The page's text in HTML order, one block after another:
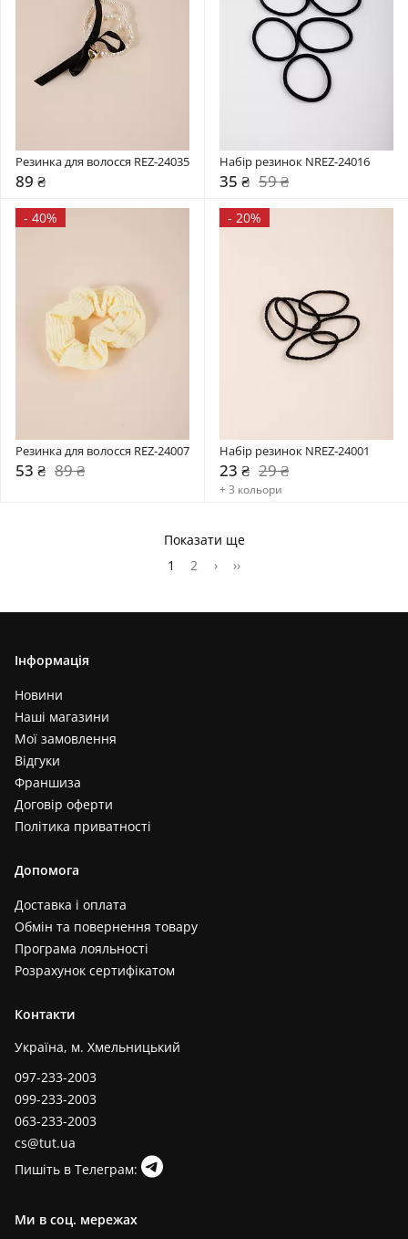
Резинка для волосся REZ-24035
89 ₴
Набір резинок NREZ-24016
35 ₴ 59 ₴
- 40%
Резинка для волосся REZ-24007
53 ₴ 89 ₴
- 20%
Набір резинок NREZ-24001
23 ₴ 29 ₴
+ 3 кольори
Показати ще
1
2 › ››
Інформація
Новини
Наші магазини
Мої замовлення
Відгуки
Франшиза
Договір оферти
Політика приватності
Допомога
Доставка і оплата
Обмін та повернення товару
Програма лояльності
Розрахунок сертифікатом
Контакти
Україна, м. Хмельницький
097-233-2003
099-233-2003
063-233-2003
cs@tut.ua
Пишіть в Телеграм:
Ми в соц. мережах